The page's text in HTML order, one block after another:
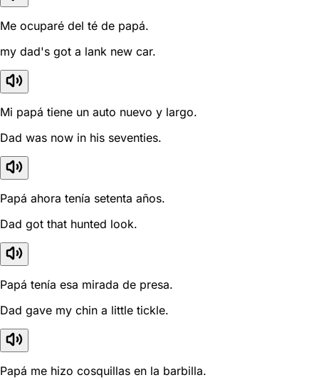
Me ocuparé del té de papá.
my dad's got a lank new car.
Mi papá tiene un auto nuevo y largo.
Dad was now in his seventies.
Papá ahora tenía setenta años.
Dad got that hunted look.
Papá tenía esa mirada de presa.
Dad gave my chin a little tickle.
Papá me hizo cosquillas en la barbilla.